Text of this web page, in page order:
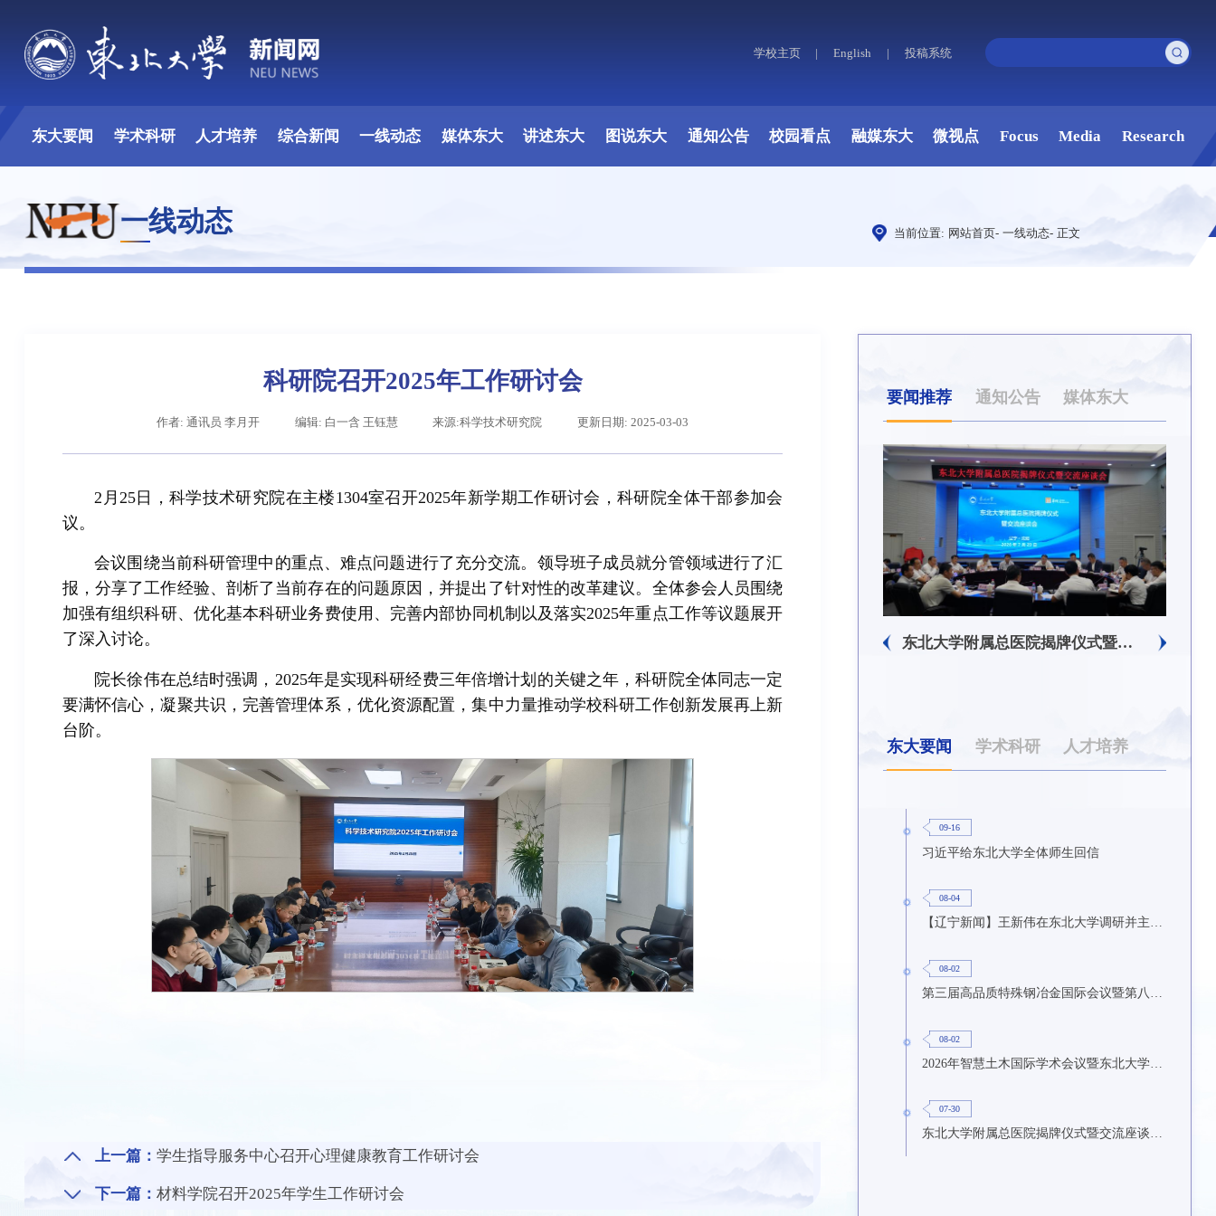
学校主页 | English | 投稿系统
东大要闻 学术科研 人才培养 综合新闻 一线动态 媒体东大 讲述东大 图说东大 通知公告 校园看点 融媒东大 微视点 Focus Media Research
一线动态 当前位置: 网站首页- 一线动态- 正文
科研院召开2025年工作研讨会
作者: 通讯员 李月开 编辑: 白一含 王钰慧 来源:科学技术研究院 更新日期: 2025-03-03
2月25日，科学技术研究院在主楼1304室召开2025年新学期工作研讨会，科研院全体干部参加会
议。
会议围绕当前科研管理中的重点、难点问题进行了充分交流。领导班子成员就分管领域进行了汇
报，分享了工作经验、剖析了当前存在的问题原因，并提出了针对性的改革建议。全体参会人员围绕
加强有组织科研、优化基本科研业务费使用、完善内部协同机制以及落实2025年重点工作等议题展开
了深入讨论。
院长徐伟在总结时强调，2025年是实现科研经费三年倍增计划的关键之年，科研院全体同志一定
要满怀信心，凝聚共识，完善管理体系，优化资源配置，集中力量推动学校科研工作创新发展再上新
台阶。
上一篇： 学生指导服务中心召开心理健康教育工作研讨会
下一篇： 材料学院召开2025年学生工作研讨会
要闻推荐 通知公告 媒体东大
东北大学附属总医院揭牌仪式暨交流座谈会举行
东大要闻 学术科研 人才培养
09-16
习近平给东北大学全体师生回信
08-04
【辽宁新闻】王新伟在东北大学调研并主持召开座谈会
08-02
08-02
07-30
东北大学附属总医院揭牌仪式暨交流座谈会举行